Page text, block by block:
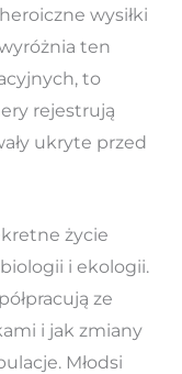
wysiłki
ten
to
rejestrują
ukryte przed
życie
i ekologii.
ze
i jak zmiany
Młodsi